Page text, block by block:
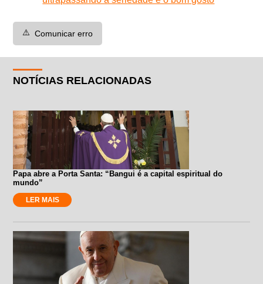
⚠️ Comunicar erro
NOTÍCIAS RELACIONADAS
Papa abre a Porta Santa: “Bangui é a capital espiritual do
mundo”
LER MAIS